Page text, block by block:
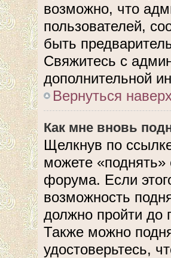
возможно, что
пользователей,
быть
Свяжитесь с
дополнительной
Вернуться
Как мне вновь
Щелкнув по
можете
форума. Если
возможность
должно пройти до
Также можно
удостоверьтесь,